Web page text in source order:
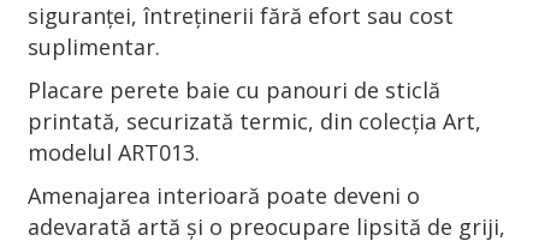
siguranței, întreținerii fără efort sau cost
suplimentar.
Placare perete baie cu panouri de sticlă
printată, securizată termic, din colecția Art,
modelul ART013.
Amenajarea interioară poate deveni o
adevarată artă și o preocupare lipsită de griji,